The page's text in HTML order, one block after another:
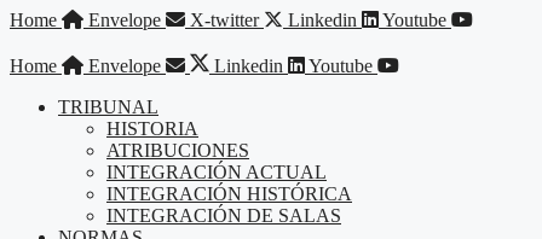
Saltar
contenido
Home Envelope X-twitter Linkedin Youtube
Home Envelope Linkedin
Youtube
TRIBUNAL
HISTORIA
ATRIBUCIONES
INTEGRACIÓN ACTUAL
INTEGRACIÓN HISTÓRICA
INTEGRACIÓN DE SALAS